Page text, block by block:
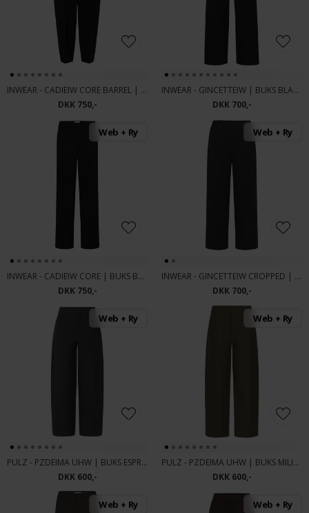
INWEAR - CADIEIW CORE BARREL | BUKS BLACK
DKK 750,-
INWEAR - GINCETTEIW | BUKS BLACK
DKK 700,-
Web + Ry
INWEAR - CADIEIW CORE | BUKS BLACK
DKK 750,-
Web + Ry
INWEAR - GINCETTEIW CROPPED | BUKS BLACK
DKK 700,-
Web + Ry
PULZ - PZDEIMA UHW | BUKS ESPRESSO
DKK 600,-
Web + Ry
PULZ - PZDEIMA UHW | BUKS MILITARY OLI
DKK 600,-
Web + Ry Web + Ry